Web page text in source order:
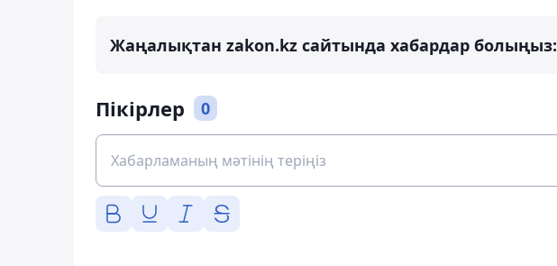
Жаңалықтан zakon.kz сайтында хабардар болыңыз:
Пікірлер 0